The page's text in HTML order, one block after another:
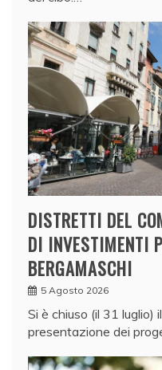
DISTRETTI DEL
DI INVESTIMENTI
BERGAMASCHI
5 Agosto 2026
Si è chiuso (il 31 luglio)
presentazione dei